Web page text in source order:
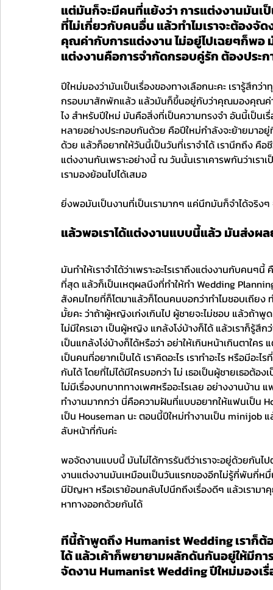
แต่มันก็จะมีคนที่แย้งว่า การแต่งงานมันเ
ที่ไม่เกี่ยวกับคนอื่น แล้วทำไมเราจะต้องจั
คุณค่ากับการแต่งงาน ไม่อยู่ไปเฉยๆก็พอ
แต่งงานคือการจำกัดกรอบคู่รัก ต้องประก
ปีใหม่มองว่ามันเป็นเรื่องของทางเลือกนะคะ เรารู้สึกว่
กรอบมาสักพักแล้ว แล้วมันก็ขึ้นอยู่กับว่าคุณมองคุณค่
ไง สำหรับปีใหม่ มันคือสิ่งที่เป็นความทรงจำ อันนี้เป็น
หลายอย่างประกอบกันด้วย คือปีใหม่กำลังจะย้ายมาอ
ด้วย แล้วก็อยากให้วันนี้เป็นวันที่เราจำได้ เรานึกถึง คื
แต่งงานกันเพราะอย่างนี้ ณ วันนั้นเราเคารพกันว่าเ
เรามองย้อนไปได้เสมอ
ยิ่งพอมันเป็นงานที่เป็นเรามากๆ แค่นึกมันก็จำได้จริง
แล้วพอเราได้แต่งงานแบบนี้แล้ว มันส่งผ
มันทำให้เราจำได้ว่าเพราะอะไรเราถึงแต่งงานกับค
ที่สุด แล้วก็เป็นเหตุผลนึงที่ทำให้ทำ Wedding
สังคมไทยที่ก็โตมาแล้วก็โดนคนบอกว่าทำไมชอบเถียง ท
มั้ยคะ ว่าถ้าผู้หญิงเก่งเกินไป ผู้ชายจะไม่ชอบ แล้วถ้า
ไม่มีใครเอา เป็นผู้หญิง แกล้งโง่บ้างก็ได้ แล้วเราก็รู้สึ
เป็นแกล้งโง่บ้างก็ได้หรือว่า อย่าให้เกินหน้าเกินตาใคร
เป็นคนที่อยากเป็นได้ เราคิดอะไร เราทำอะไร หรือมีอะไ
กันได้ โดยที่ไม่ได้มีใครบอกว่า ไม่ เธอเป็นผู้ชายเธอต้
ไม่มีเรื่องบทบาททางเพศหรืออะไรเลย อย่างงานบ้าน
ทำงานมากกว่า นี่คือความฝันที่แบบอยากให้แฟนเป็น
เป็น Houseman นะ ตอนนี้ปีใหม่ทำงานเป็น minijob
ลับหน้าที่กันค่ะ
พอจัดงานแบบนี้ มันไม่ได้การรันตีว่าเราจะอยู่ด้วยกัน
งานแต่งงานมันเหมือนเป็นวันแรกของอีกไม่รู้กี่พันกี่ห
มีปัญหา หรือเราย้อนกลับไปนึกถึงเรื่องดีๆ แล้วเรามาคุ
หาทางออกด้วยกันได้
ทีนี้ถ้าพูดถึง Humanist Wedding เราก็
ได้ แล้วเค้าก็พยายามผลักดันกันอยู่ให้มีก
จัดงาน Humanist Wedding ปีใหม่มองเ